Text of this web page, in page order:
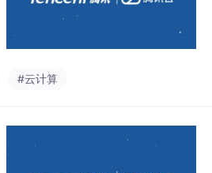
#云计算